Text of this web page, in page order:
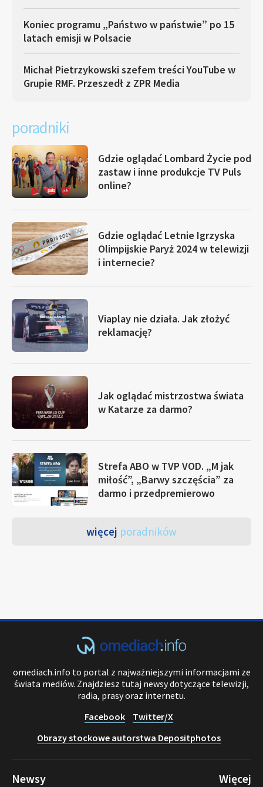
Koniec programu „Państwo w państwie” po 15
latach emisji w Polsacie
Michał Pietrzykowski szefem treści YouTube w
Grupie RMF. Przeszedł z ZPR Media
poradniki
Gdzie oglądać Lombard Życie pod
zastaw i inne produkcje TV Puls
online?
Gdzie oglądać Letnie Igrzyska
Olimpijskie Paryż 2024 w telewizji
i internecie?
Viaplay nie działa. Jak złożyć
reklamację?
Jak oglądać mistrzostwa świata
w Katarze za darmo?
Strefa ABO w TVP VOD. „M jak
miłość”, „Barwy szczęścia” za
darmo i przedpremierowo
więcej poradników
omediach.info to portal z najważniejszymi informacjami ze
świata mediów. Znajdziesz tutaj newsy dotyczące telewizji,
radia, prasy oraz internetu.
Facebook
Twitter/X
Obrazy stockowe autorstwa Depositphotos
Newsy Więcej